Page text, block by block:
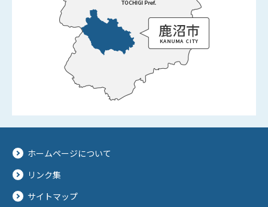
ホームページについて
リンク集
サイトマップ